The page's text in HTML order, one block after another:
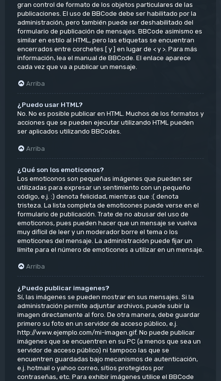
gran control de formato de los objetos particulares de las
publicaciones. El uso de BBCode debe ser habilitado por la
administración, pero también puede ser deshabilitado del
formulario de publicación de mensajes. BBCode asimismo es
similar en estilo al HTML, pero las etiquetas se encuentran
encerrados entre corchetes [ y ] en lugar de < y >. Para más
información, lea el manual de BBCode. El enlace aparece
cada vez que va a publicar un mensaje.
Arriba
¿Puedo usar HTML?
No. No es posible publicar en HTML. Muchos de los formatos y
acciones que se pueden ejecutar utilizando HTML pueden
ser aplicados utilizando BBCodes.
Arriba
¿Qué son los emoticonos?
Los emoticonos son pequeñas imágenes que pueden ser
utilizadas para expresar un sentimiento con un pequeño
código, e.j. :) denota felicidad, mientras que :( denota
tristeza. La lista completa de emoticones puede verse en el
formulario de publicación. Trate de no abusar del uso de
emoticonos, pues pueden hacer que un mensaje se vuelva
muy difícil de leer y un moderador borre el tema o los
emoticones del mensaje. La administración puede fijar un
límite para el número de emoticones a utilizar en un mensaje.
Arriba
¿Puedo publicar imagenes?
Sí, las imágenes se pueden mostrar en sus mensajes. Si la
administración permite adjuntar archivos, puede subir la
imagen directamente al foro. De otra manera, debe guardar
primero su foto en un servidor de acceso público, e.j.
http://www.ejemplo.com/mi-imagen.gif. No puede publicar
imágenes que se encuentren en su PC (a menos que sea un
servidor de acceso público) ni tampoco las que se
encuentren guardadas bajo mecanismos de autenticación,
e.j. hotmail o yahoo correo, sitios protegidos por
contraseñas, etc. Para exhibir imágenes utilice el BBCode